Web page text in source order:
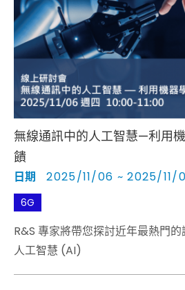
無線通訊中的人工智慧—利用
饋
日期 2025/11/06 ~ 2025/11/
6G
R&S 專家將帶您探討近年最熱門
人工智慧 (AI)